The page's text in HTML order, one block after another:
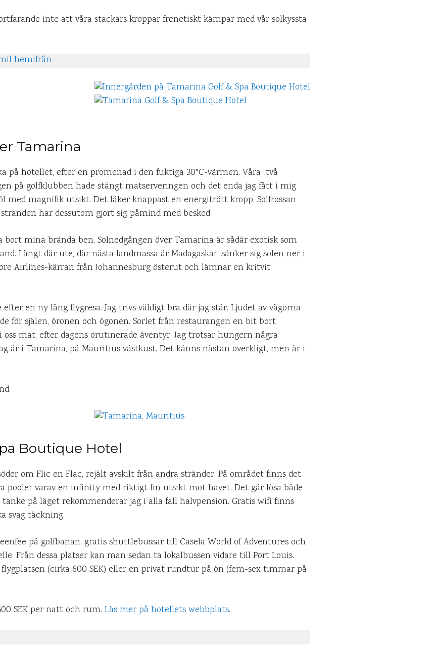
inte att våra stackars kroppar frenetiskt kämpar med vår solkyssta
hemifrån
Tamarina
på hotellet, efter en promenad i den fuktiga 30°C-värmen. Våra ”två
på golfklubben hade stängt matserveringen och det enda jag fått i mig
med magnifik utsikt. Det läker knappast en energitrött kropp. Solfrossan
har dessutom gjort sig påmind med besked.
mina brända ben. Solnedgången över Tamarina är sådär exotisk som
Långt där ute, där nästa landmassa är Madagaskar, sänker sig solen ner i
Airlines-kärran från Johannesburg österut och lämnar en kritvit
en ny lång flygresa. Jag trivs väldigt bra där jag står. Ljudet av vågorna
för själen, öronen och ögonen. Sorlet från restaurangen en bit bort
mat, efter dagens orutinerade äventyr. Jag trotsar hungern några
är i Tamarina, på Mauritius västkust. Det känns nästan overkligt, men är i
Boutique Hotel
om Flic en Flac, rejält avskilt från andra stränder. På området finns det
pooler varav en infinity med riktigt fin utsikt mot havet. Det går lösa både
på läget rekommenderar jag i alla fall halvpension. Gratis wifi finns
svag täckning.
på golfbanan, gratis shuttlebussar till Casela World of Adventures och
Från dessa platser kan man sedan ta lokalbussen vidare till Port Louis.
(cirka 600 SEK) eller en privat rundtur på ön (fem-sex timmar på
SEK per natt och rum. Läs mer på hotellets webbplats.